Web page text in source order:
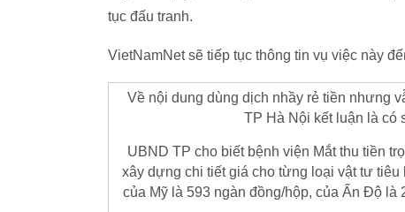
tục đấu tranh.
VietNamNet sẽ tiếp tục thông tin vụ việc này
Về nội dung dùng dịch nhầy rẻ tiền nhưng
TP Hà Nội kết luận là có
UBND TP cho biết bệnh viện Mắt thu tiền
xây dựng chi tiết giá cho từng loại vật tư
của Mỹ là 593 ngàn đồng/hộp, của Ấn Độ